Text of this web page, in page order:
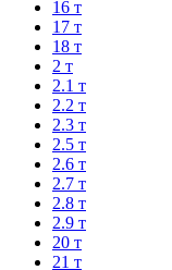
16 т
17 т
18 т
2 т
2.1 т
2.2 т
2.3 т
2.5 т
2.6 т
2.7 т
2.8 т
2.9 т
20 т
21 т